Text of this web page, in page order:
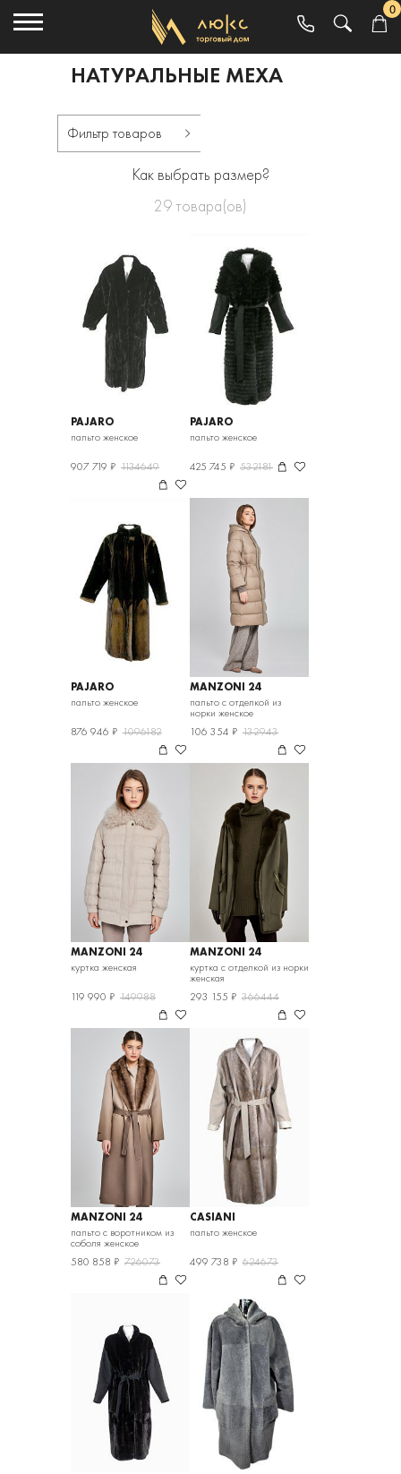
0
НАТУРАЛЬНЫЕ МЕХА
Фильтр товаров
Как выбрать размер?
29товара(ов)
PAJARO
пальто женское
907 719 ₽ 1134649
PAJARO
пальто женское
425 745 ₽ 532181
PAJARO
пальто женское
876 946 ₽ 1096182
MANZONI 24
пальто с отделкой из
норки женское
106 354 ₽ 132943
MANZONI 24
куртка женская
119 990 ₽ 149988
MANZONI 24
куртка с отделкой из норки
женская
293 155 ₽ 366444
MANZONI 24
пальто с воротником из
соболя женское
580 858 ₽ 726073
CASIANI
пальто женское
499 738 ₽ 624673